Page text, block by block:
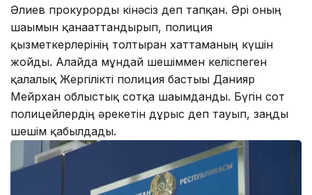
Әлиев прокурорды кінәсіз деп тапқан. Әрі оның
шағымын қанағаттандырып, полиция
қызметкерлерінің толтырған хаттаманың күшін
жойды. Алайда мұндай шешіммен келіспеген
қалалық Жергілікті полиция бастығы Данияр
Мейрхан облыстық сотқа шағымданды. Бүгін сот
полицейлердің әрекетін дұрыс деп тауып, заңды
шешім қабылдады.